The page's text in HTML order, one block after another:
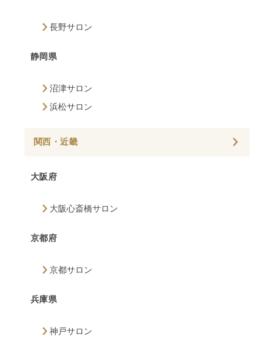
長野サロン
静岡県
沼津サロン
浜松サロン
関西・近畿
大阪府
大阪心斎橋サロン
京都府
京都サロン
兵庫県
神戸サロン